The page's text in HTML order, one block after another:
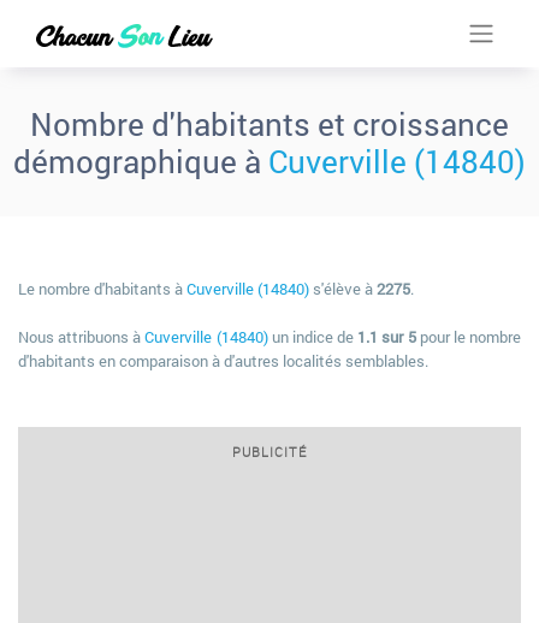
Nombre d'habitants et croissance
démographique à Cuverville (14840)
Le nombre d'habitants àCuverville (14840) s'élève à2275.
Nous attribuons àCuverville (14840)un indice de 1.1 sur 5pour le nombre
d'habitants en comparaison à d'autres localités semblables.
PUBLICITÉ